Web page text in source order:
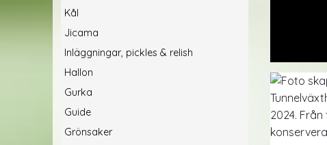
Kål
Jicama
Inläggningar, pickles & relish
Hallon
Gurka
Guide
Grönsaker